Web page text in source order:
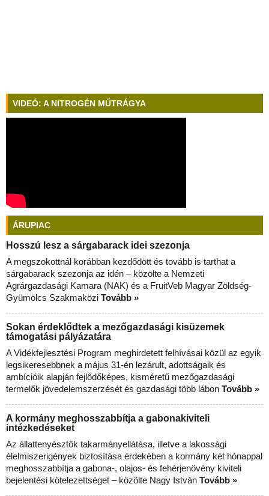
VIDEÓ: A NITROGÉN MŰTRÁGYA
ÁRUPIAC
Hosszú lesz a sárgabarack idei szezonja
A megszokottnál korábban kezdődött és tovább is tarthat a
sárgabarack szezonja az idén – közölte a Nemzeti
Agrárgazdasági Kamara (NAK) és a FruitVeb Magyar Zöldség-
Gyümölcs Szakmaközi Tovább »
Sokan érdeklődtek a mezőgazdasági kisüzemek
támogatási pályázatára
A Vidékfejlesztési Program meghirdetett felhívásai közül az egyik
legsikeresebbnek a május 31-én lezárult, adottságaik és
ambícióik alapján fejlődőképes, kisméretű mezőgazdasági
termelők jövedelemszerzését és gazdasági több lábon Tovább »
A kormány meghosszabbítja a gabonakiviteli
intézkedéseket
Az állattenyésztők takarmányellátása, illetve a lakossági
élelmiszerigények biztosítása érdekében a kormány két hónappal
meghosszabbítja a gabona-, olajos- és fehérjenövény kiviteli
bejelentési kötelezettséget – közölte Nagy István Tovább »